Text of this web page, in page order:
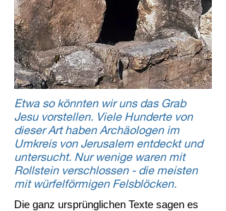
Etwa so könnten wir uns das Grab
Jesu vorstellen. Viele Hunderte von
dieser Art haben Archäologen im
Umkreis von Jerusalem entdeckt und
untersucht. Nur wenige waren mit
Rollstein verschlossen - die meisten
mit würfelförmigen Felsblöcken.
Die ganz ursprünglichen Texte sagen es